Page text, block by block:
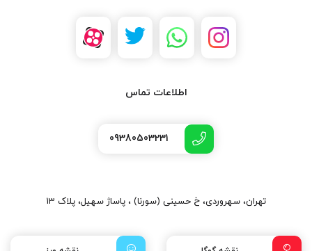
اطلاعات تماس
09380503231
تهران، سهروردی، خ حسینی (سورنا) ، پاساژ سهیل، پلاک 13